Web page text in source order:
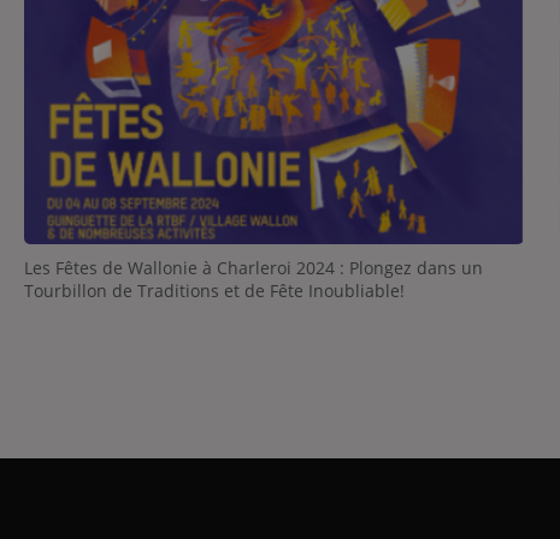
Les Fêtes de Wallonie à Charleroi 2024 : Plongez dans un
Tourbillon de Traditions et de Fête Inoubliable!